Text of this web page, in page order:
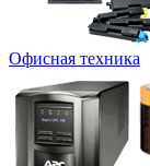
Офисная техника